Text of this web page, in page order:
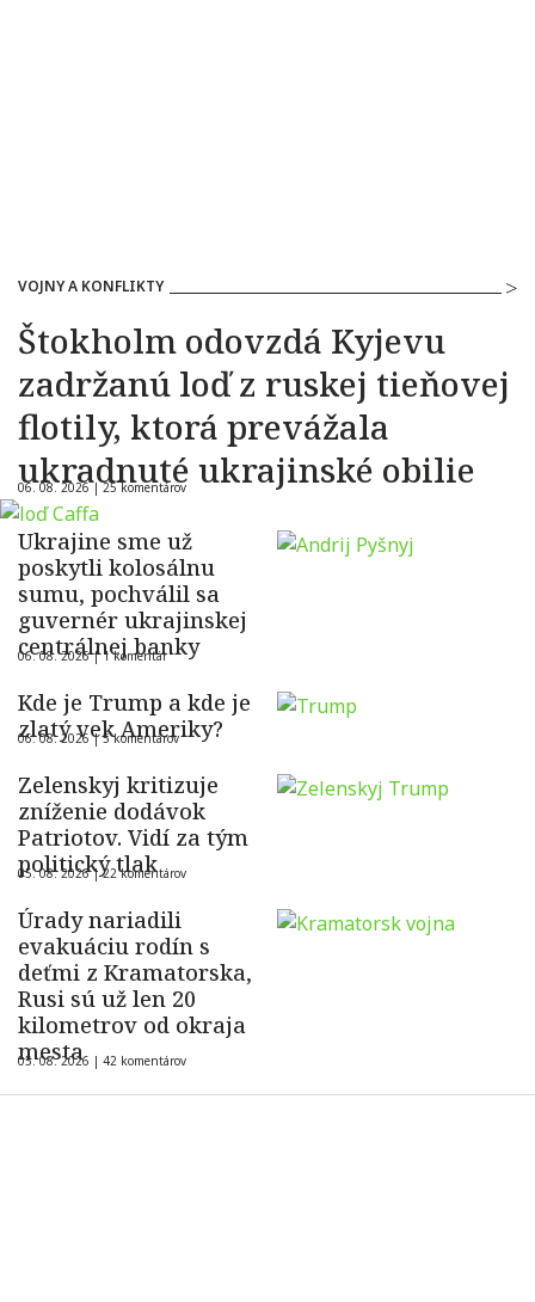
VOJNY A KONFLIKTY
Štokholm odovzdá Kyjevu
zadržanú loď z ruskej tieňovej
flotily, ktorá prevážala
ukradnuté ukrajinské obilie
06. 08. 2026 |25 komentárov
Ukrajine sme už
poskytli kolosálnu
sumu, pochválil sa
guvernér ukrajinskej
centrálnej banky
06. 08. 2026 |1 komentár
Kde je Trump a kde je
zlatý vek Ameriky?
06. 08. 2026 |5 komentárov
Zelenskyj kritizuje
zníženie dodávok
Patriotov. Vidí za tým
politický tlak
05. 08. 2026 |22 komentárov
Úrady nariadili
evakuáciu rodín s
deťmi z Kramatorska,
Rusi sú už len 20
kilometrov od okraja
mesta
05. 08. 2026 | 42 komentárov